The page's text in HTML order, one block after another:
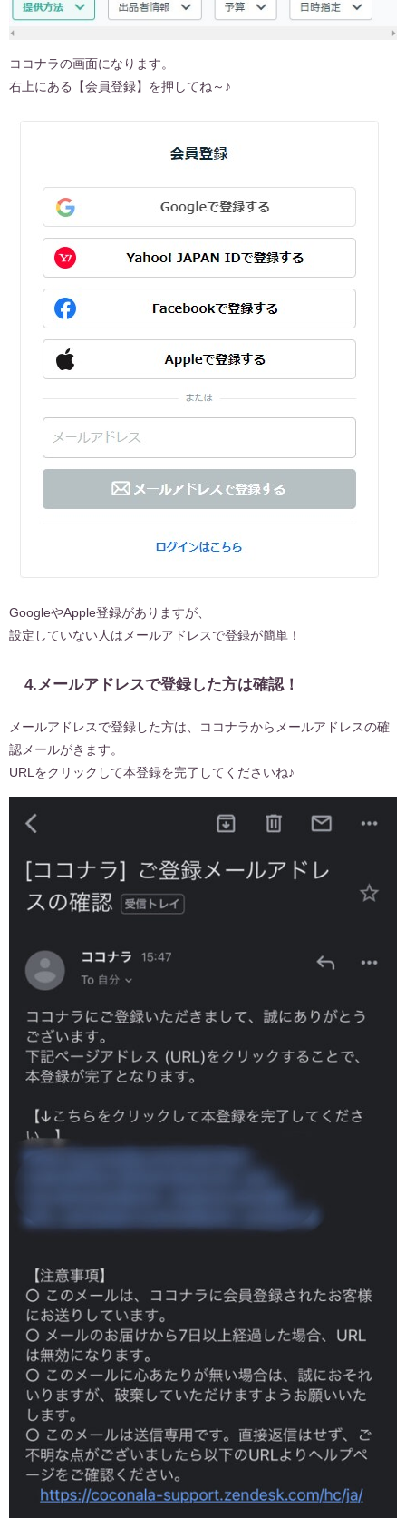
ココナラの画面になります。
右上にある【会員登録】を押してね～♪
GoogleやApple登録がありますが、
設定していない人はメールアドレスで登録が簡単！
4.メールアドレスで登録した方は確認！
メールアドレスで登録した方は、ココナラからメールアドレスの確
認メールがきます。
URLをクリックして本登録を完了してくださいね♪